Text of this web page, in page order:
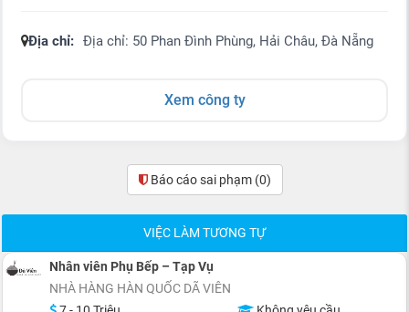
Địa chỉ: Địa chỉ: 50 Phan Đình Phùng, Hải Châu, Đà Nẵng
Xem công ty
Báo cáo sai phạm (0)
VIỆC LÀM TƯƠNG TỰ
Nhân viên Phụ Bếp – Tạp Vụ
NHÀ HÀNG HÀN QUỐC DÃ VIÊN